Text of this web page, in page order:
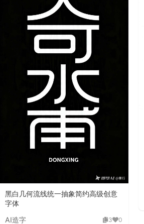
黑白几何流线统一抽象简约高级创意
字体
AI造字 3 0